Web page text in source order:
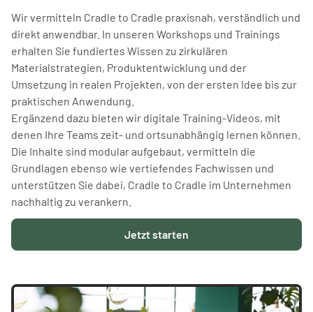
Wir vermitteln Cradle to Cradle praxisnah, verständlich und
direkt anwendbar. In unseren Workshops und Trainings
erhalten Sie fundiertes Wissen zu zirkulären
Materialstrategien, Produktentwicklung und der
Umsetzung in realen Projekten, von der ersten Idee bis zur
praktischen Anwendung.
Ergänzend dazu bieten wir digitale Training-Videos, mit
denen Ihre Teams zeit- und ortsunabhängig lernen können.
Die Inhalte sind modular aufgebaut, vermitteln die
Grundlagen ebenso wie vertiefendes Fachwissen und
unterstützen Sie dabei, Cradle to Cradle im Unternehmen
nachhaltig zu verankern.
Jetzt starten